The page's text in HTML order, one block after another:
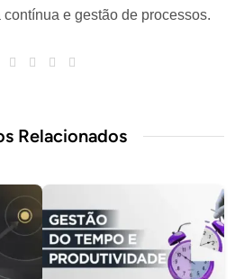
e gestão de processos.
e
r
r
I
Relacionados